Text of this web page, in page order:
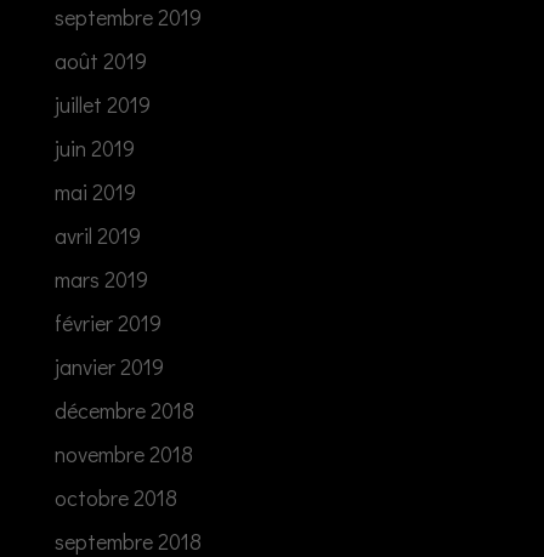
septembre 2019
août 2019
juillet 2019
juin 2019
mai 2019
avril 2019
mars 2019
février 2019
janvier 2019
décembre 2018
novembre 2018
octobre 2018
septembre 2018